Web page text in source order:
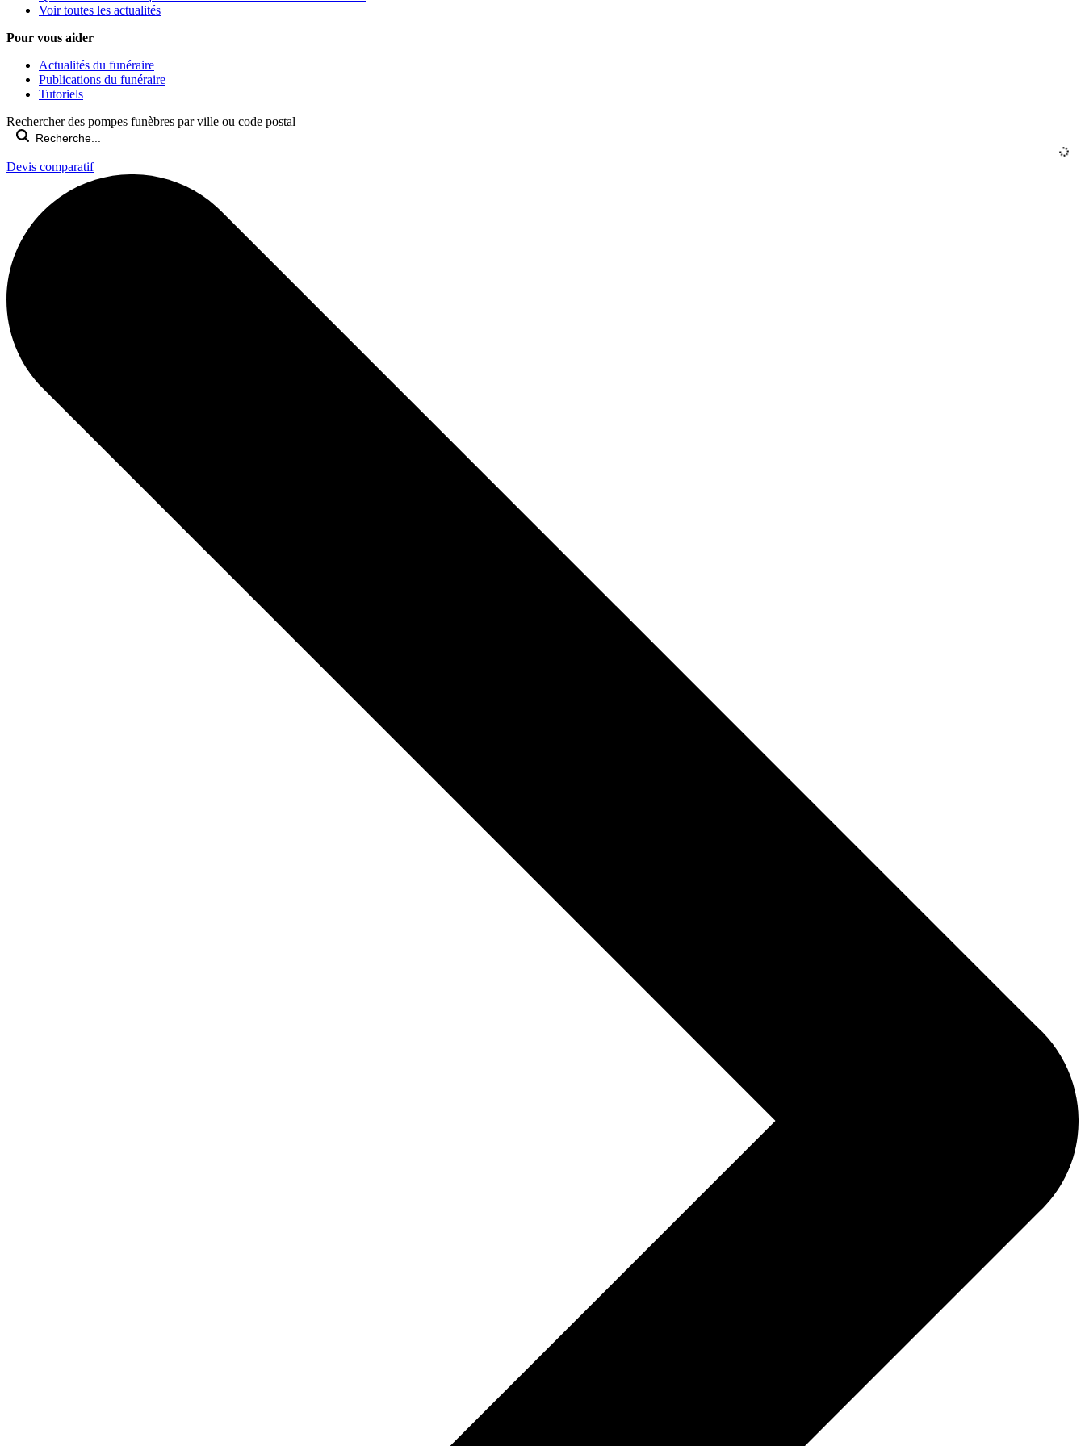
Voir toutes les actualités
Pour vous aider
Actualités du funéraire
Publications du funéraire
Tutoriels
Rechercher des pompes funèbres par ville ou code postal
Devis comparatif